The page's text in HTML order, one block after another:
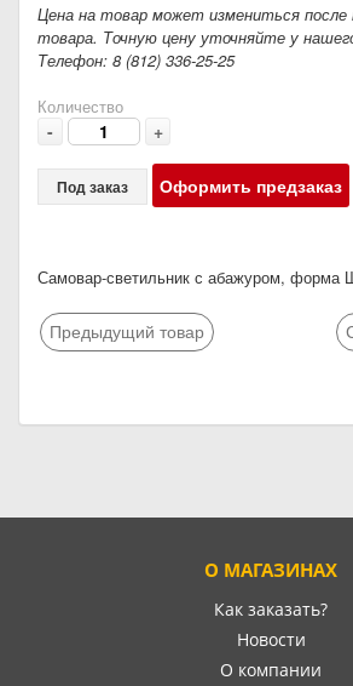
Цена на товар может измениться после
товара. Точную цену уточняйте у
Телефон: 8 (812) 336-25-25
Количество
- +
Под заказ Оформить предзаказ
Самовар-светильник с абажуром, форма
Предыдущий товар
О МАГАЗИНАХ
Как заказать?
Новости
О компании